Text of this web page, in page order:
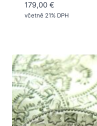
179,00 €
včetně 21% DPH